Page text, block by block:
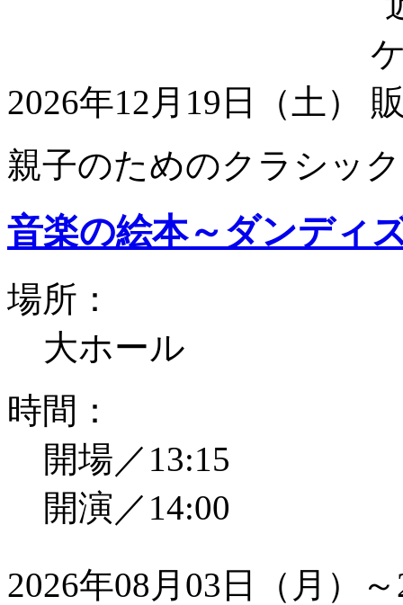
2026年12月19日（土）
親子のためのクラシッ
音楽の絵本～ダンディ
場所：
大ホール
時間：
開場／13:15
開演／14:00
2026年08月03日（月）